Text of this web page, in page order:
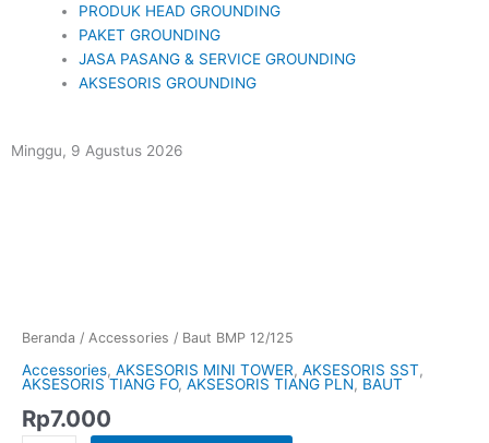
PRODUK HEAD GROUNDING
PAKET GROUNDING
JASA PASANG & SERVICE GROUNDING
AKSESORIS GROUNDING
Minggu, 9 Agustus 2026
Beranda / Accessories / Baut BMP 12/125
Accessories, AKSESORIS MINI TOWER, AKSESORIS SST,
AKSESORIS TIANG FO, AKSESORIS TIANG PLN, BAUT
Rp7.000